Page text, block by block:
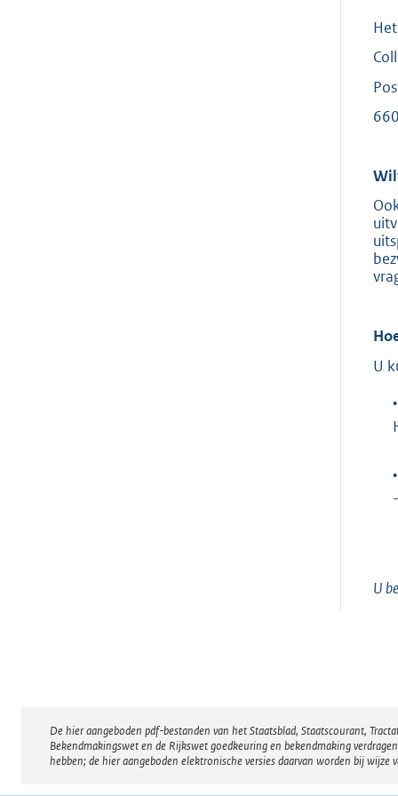
U
•
•
U
Disclaimer
De hier aangeboden pdf-bestanden van het Staatsblad, Staatscourant,
Bekendmakingswet en de Rijkswet goedkeuring en bekendmaking
hebben; de hier aangeboden elektronische versies daarvan worden bij wijze